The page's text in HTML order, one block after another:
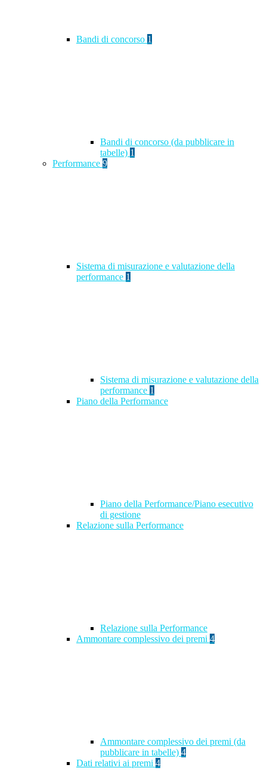
Bandi di concorso 1
Bandi di concorso (da pubblicare in
tabelle) 1
Performance 9
Sistema di misurazione e valutazione della
performance 1
Sistema di misurazione e valutazione della
performance 1
Piano della Performance
Piano della Performance/Piano esecutivo
di gestione
Relazione sulla Performance
Relazione sulla Performance
Ammontare complessivo dei premi 4
Ammontare complessivo dei premi (da
pubblicare in tabelle) 4
Dati relativi ai premi 4